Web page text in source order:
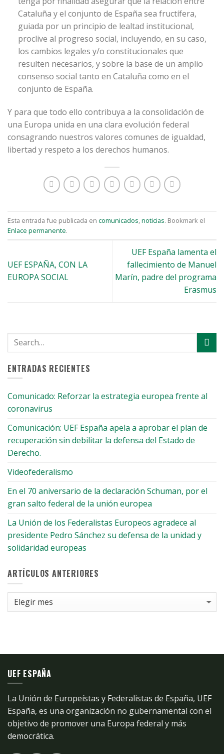
Cataluña y el conjunto de España sea fructífera,
guiada por un principio de lealtad institucional,
proclive al progreso social, incluyendo, en su caso,
los cambios legales y/o constitucionales que
resulten necesarios, y sobre la base de un amplio
consenso social tanto en Cataluña como en el
conjunto de España.
Y para que todo ello contribuya a la consolidación de
una Europa unida en una clara evolución federal
consagrando nuestros valores comunes de igualdad,
libertad y respeto a los derechos humanos.
Esta entrada fue publicada en comunicados noticias. Bookmark el
Enlace permanente.
UEF ESPAÑA, CON LA
EUROPA SOCIAL
UEF España lamenta el
fallecimiento de Manuel
Marín, padre del programa
Erasmus
ENTRADAS RECIENTES
Comunicado: Reforzar la estrategia europea frente al
coronavirus
Comunicación: UEF España apela a aprobar el plan de
recuperación sin debilitar la defensa del Estado de
Derecho.
Videofederalismo
En el 70 aniversario de la declaración Schuman, por el
gran salto federal de la unión europea
La Unión de los Federalistas Europeos agradece al
presidente Pedro Sánchez su defensa de la unidad y
solidaridad europeas
ARTÍCULOS ANTERIORES
Artículos
anteriores
UEF ESPAÑA
La Unión de Europeístas y Federalistas de España, UEF
España, es una organización no gubernamental con el
objetivo de promover una Europa federal y más
democrática.